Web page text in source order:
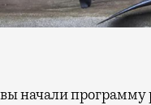
начали